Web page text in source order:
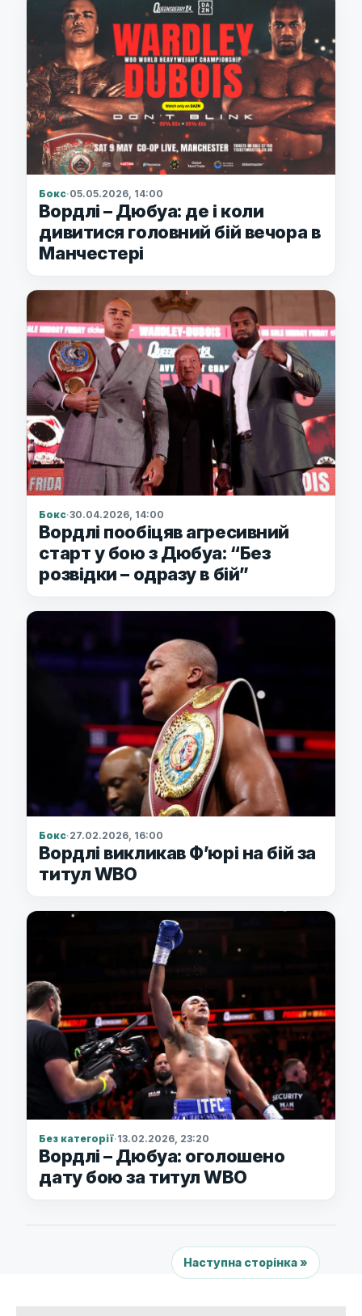
Бокс·05.05.2026, 14:00
Вордлі – Дюбуа: де і коли
дивитися головний бій вечора в
Манчестері
Бокс·30.04.2026, 14:00
Вордлі пообіцяв агресивний
старт у бою з Дюбуа: “Без
розвідки – одразу в бій”
Бокс·27.02.2026, 16:00
Вордлі викликав Ф’юрі на бій за
титул WBO
Без категорії·13.02.2026, 23:20
Вордлі – Дюбуа: оголошено
дату бою за титул WBO
Наступна сторінка »